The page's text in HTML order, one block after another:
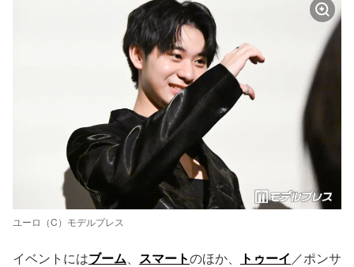
ユーロ（C）モデルプレス
イベントにはブーム、 スマートのほか、 トゥーイ ／ポンサ